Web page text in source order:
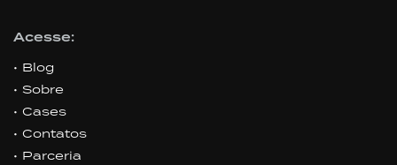
Acesse:
Blog
Sobre
Cases
Contatos
Parceria